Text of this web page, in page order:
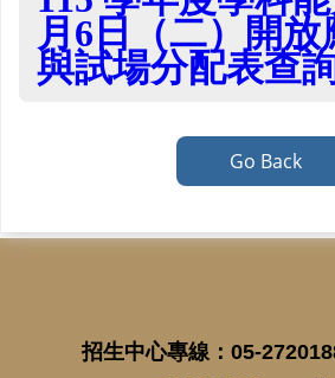
月6日（二）開放
與試場分配表查
Go Back
招生中心專線：05-